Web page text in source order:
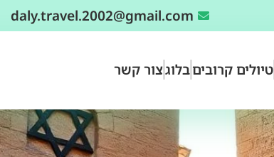
daly.travel.2002@gmail.com
טיולים קרוביםבלוגצור קשר